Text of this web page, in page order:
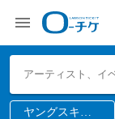
ヤングスキニ